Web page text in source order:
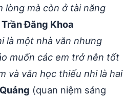
lòng mà còn ở tài năng
Đăng Khoa
là một nhà văn nhưng
muốn các em trở nên tốt
và văn học thiếu nhi là hai
(quan niệm sáng